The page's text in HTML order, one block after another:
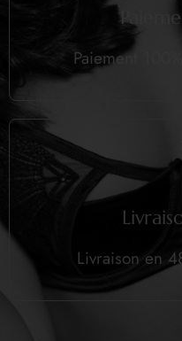
Paiement
Livraison en